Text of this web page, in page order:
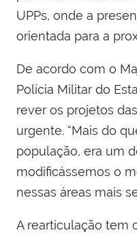
UPPs, onde a
orientada para a
De acordo com o
Polícia Militar do
rever os projetos
urgente. “Mais do
população, era um
modificássemos o
nessas áreas mais
A rearticulação tem